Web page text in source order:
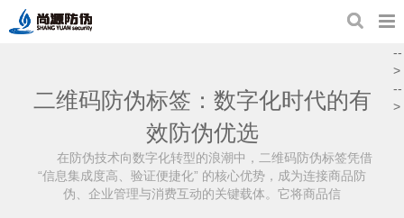
二维码防伪标签：数字化时代的有
效防伪优选
在防伪技术向数字化转型的浪潮中，二维码防伪标签凭借
“信息集成度高、验证便捷化” 的核心优势，成为连接商品防
伪、企业管理与消费互动的关键载体。它将商品信
--
>
--
>